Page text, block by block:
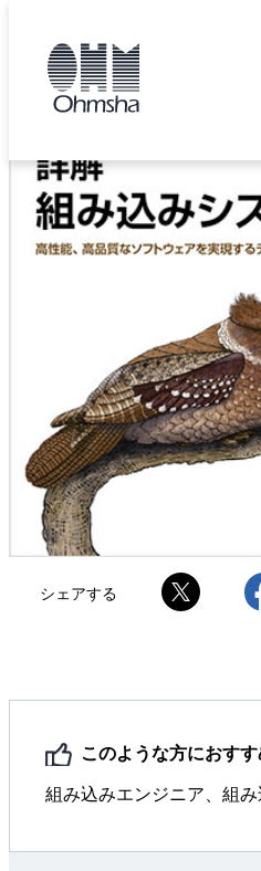
シェアする
このような方におすす
組み込みエンジニア、組